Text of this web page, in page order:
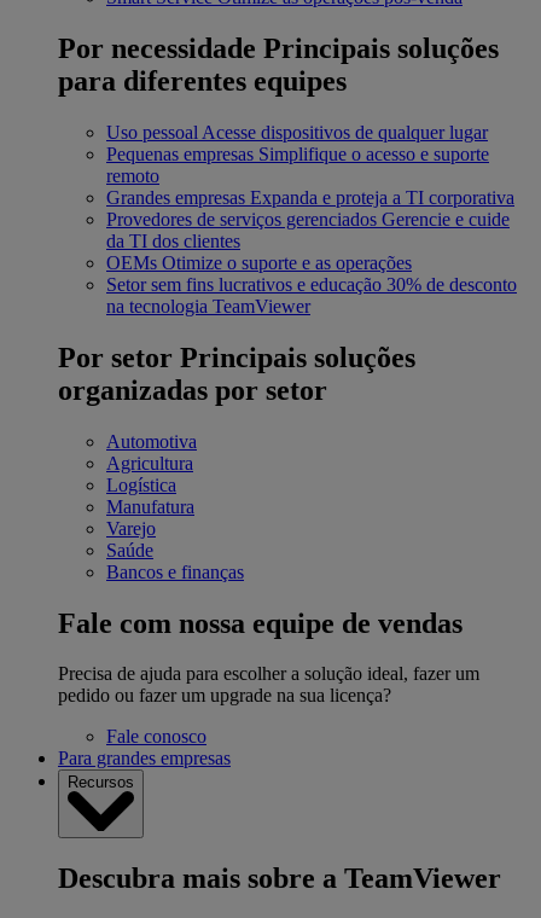
Por necessidade Principais soluções
para diferentes equipes
Uso pessoal Acesse dispositivos de qualquer lugar
Pequenas empresas Simplifique o acesso e suporte
remoto
Grandes empresas Expanda e proteja a TI corporativa
Provedores de serviços gerenciados Gerencie e cuide
da TI dos clientes
OEMs Otimize o suporte e as operações
Setor sem fins lucrativos e educação 30% de desconto
na tecnologia TeamViewer
Por setor Principais soluções
organizadas por setor
Automotiva
Agricultura
Logística
Manufatura
Varejo
Saúde
Bancos e finanças
Fale com nossa equipe de vendas
Precisa de ajuda para escolher a solução ideal, fazer um
pedido ou fazer um upgrade na sua licença?
Fale conosco
Para grandes empresas
Recursos
Descubra mais sobre a TeamViewer